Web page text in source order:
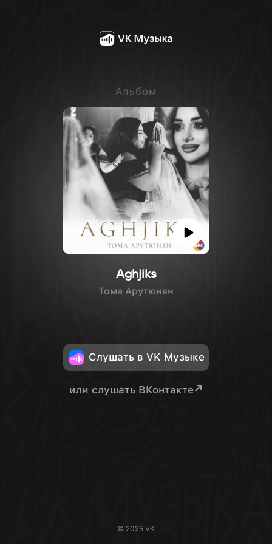
Альбом
Aghjiks
Тома Арутюнян
Слушать в VK Музыке
или слушать ВКонтакте
© 2025 VK